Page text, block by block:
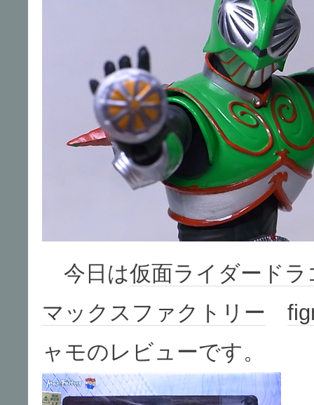
今日は仮面ライダー ド
マックスファクトリー
ャモのレビューです。